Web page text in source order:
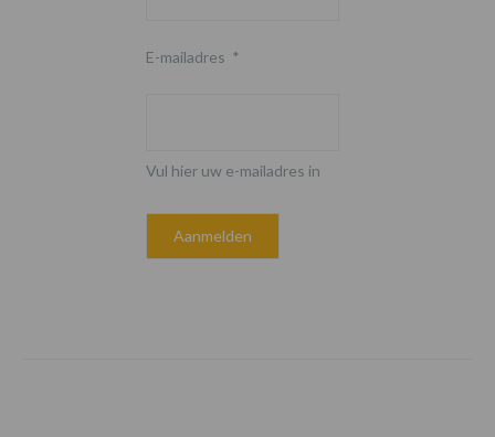
E-mailadres *
Vul hier uw e-mailadres in